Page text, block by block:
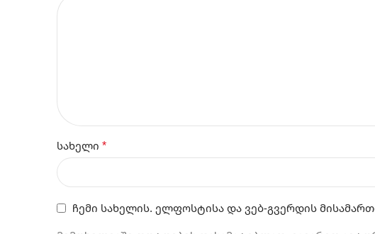
სახელი *
ჩემი სახელის. ელფოსტისა და ვებ-გვერდის